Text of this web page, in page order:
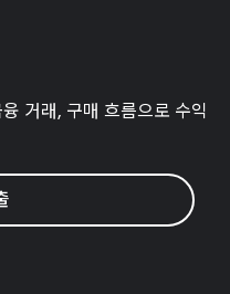
거래, 구매 흐름으로 수익